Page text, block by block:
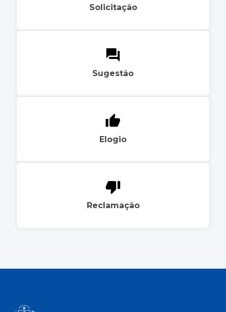
Solicitação
Sugestão
Elogio
Reclamação